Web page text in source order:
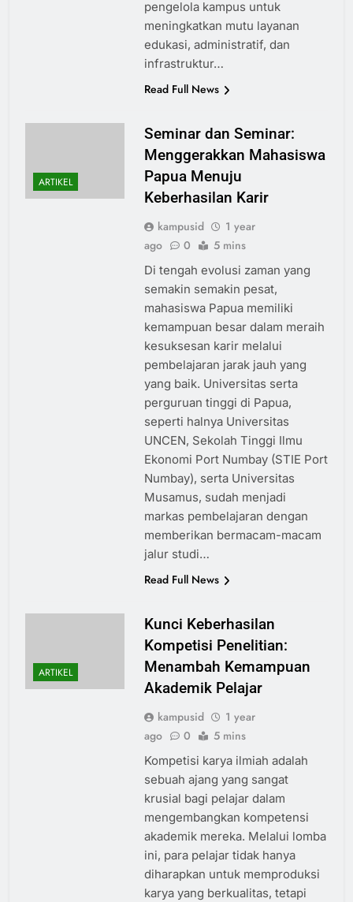
pengelola kampus untuk
meningkatkan mutu layanan
edukasi, administratif, dan
infrastruktur…
Read Full News
ARTIKEL
Seminar dan Seminar:
Menggerakkan Mahasiswa
Papua Menuju
Keberhasilan Karir
kampusid
1 year
ago
0 5 mins
Di tengah evolusi zaman yang
semakin semakin pesat,
mahasiswa Papua memiliki
kemampuan besar dalam meraih
kesuksesan karir melalui
pembelajaran jarak jauh yang
yang baik. Universitas serta
perguruan tinggi di Papua,
seperti halnya Universitas
UNCEN, Sekolah Tinggi Ilmu
Ekonomi Port Numbay (STIE Port
Numbay), serta Universitas
Musamus, sudah menjadi
markas pembelajaran dengan
memberikan bermacam-macam
jalur studi…
Read Full News
ARTIKEL
Kunci Keberhasilan
Kompetisi Penelitian:
Menambah Kemampuan
Akademik Pelajar
kampusid
1 year
ago
0 5 mins
Kompetisi karya ilmiah adalah
sebuah ajang yang sangat
krusial bagi pelajar dalam
mengembangkan kompetensi
akademik mereka. Melalui lomba
ini, para pelajar tidak hanya
diharapkan untuk memproduksi
karya yang berkualitas, tetapi